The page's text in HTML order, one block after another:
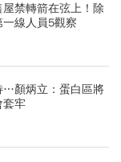
禁轉箭在弦上！除
線人員5觀察
…顏炳立：蛋白區將
套牢